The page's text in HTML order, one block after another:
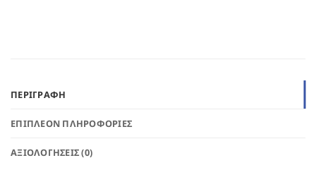
ΠΕΡΙΓΡΑΦΉ
ΕΠΙΠΛΈΟΝ ΠΛΗΡΟΦΟΡΊΕΣ
ΑΞΙΟΛΟΓΉΣΕΙΣ (0)